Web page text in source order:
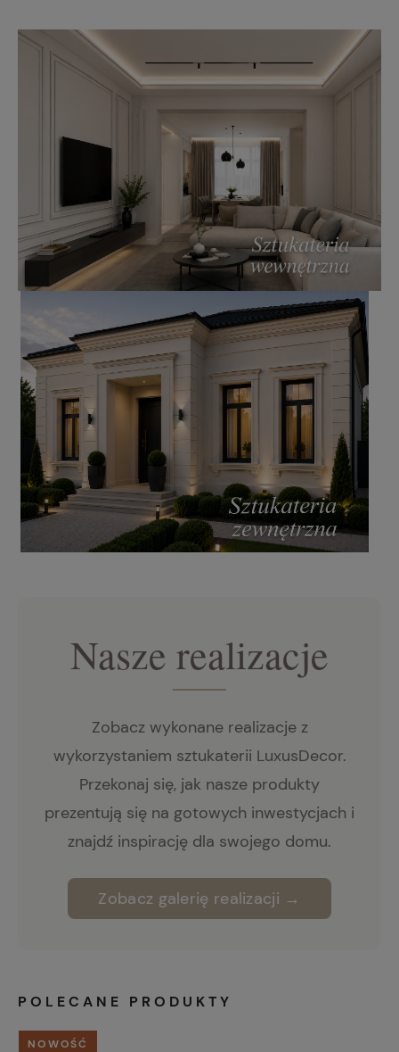
Nasze realizacje
Zobacz wykonane realizacje z
wykorzystaniem sztukaterii LuxusDecor.
Przekonaj się, jak nasze produkty
prezentują się na gotowych inwestycjach i
znajdź inspirację dla swojego domu.
Zobacz galerię realizacji →
POLECANE PRODUKTY
NOWOŚĆ